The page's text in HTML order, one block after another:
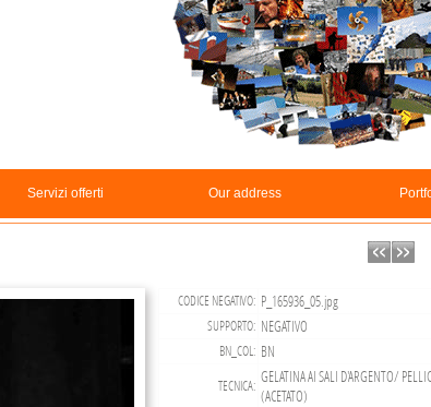
Servizi offerti Our address
CODICE NEGATIVO: P_165936_05.jpg
SUPPORTO: NEGATIVO
BN_COL: BN
TECNICA: GELATINA AI SALI D'ARGENTO/
(ACETATO)